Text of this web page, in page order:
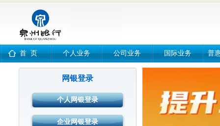
个人业务 公司业务 国际业务 普
首 页
网银登录